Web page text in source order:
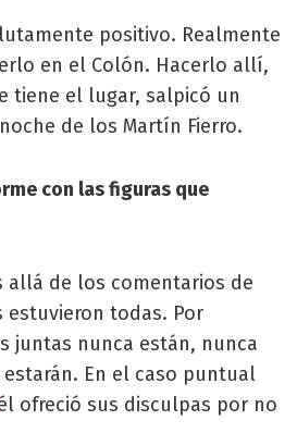
positivo. Realmente
en el Colón. Hacerlo allí,
tiene el lugar, salpicó un
de los Martín Fierro.
con las figuras que
allá de los comentarios de
estuvieron todas. Por
juntas nunca están, nunca
En el caso puntual
ofreció sus disculpas por no